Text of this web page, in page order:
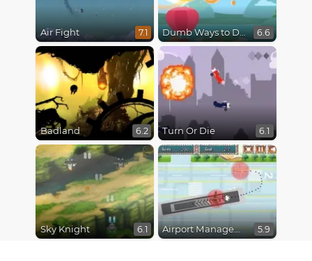
Air Fight 7.1 Dumb Ways to Die 3: World Tour 6.6
Badland 6.2 Turn Or Die 6.1
Sky Knight 6.1 Airport Management 2 5.9